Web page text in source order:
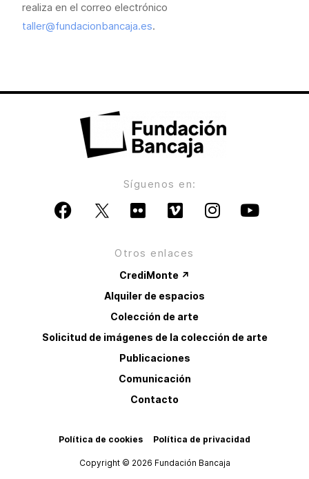
realiza en el correo electrónico
taller@fundacionbancaja.es.
Síguenos en:
Otros enlaces
CrediMonte ↗
Alquiler de espacios
Colección de arte
Solicitud de imágenes de la colección de arte
Publicaciones
Comunicación
Contacto
Política de cookies Política de privacidad
Copyright © 2026 Fundación Bancaja